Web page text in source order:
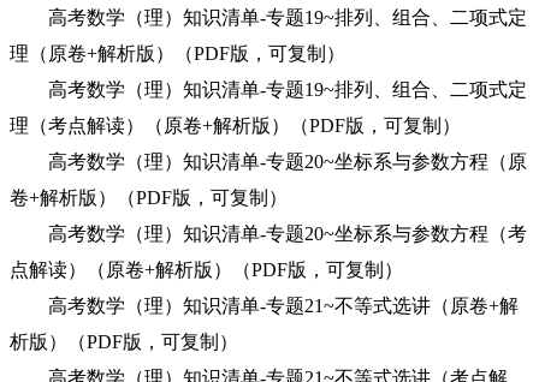
高考数学（理）知识清单-专题19~排列、组合、二项式定
理（原卷+解析版）（PDF版，可复制）
高考数学（理）知识清单-专题19~排列、组合、二项式定
理（考点解读）（原卷+解析版）（PDF版，可复制）
高考数学（理）知识清单-专题20~坐标系与参数方程（原
卷+解析版）（PDF版，可复制）
高考数学（理）知识清单-专题20~坐标系与参数方程（考
点解读）（原卷+解析版）（PDF版，可复制）
高考数学（理）知识清单-专题21~不等式选讲（原卷+解
析版）（PDF版，可复制）
高考数学（理）知识清单-专题21~不等式选讲（考点解